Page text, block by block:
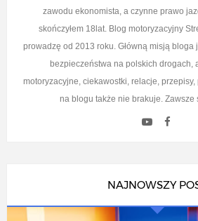
zawodu ekonomista, a czynne prawo
skończyłem 18lat. Blog motoryzacyjny
prowadzę od 2013 roku. Główną misją bloga
bezpieczeństwa na polskich drogach,
motoryzacyjne, ciekawostki, relacje, przepisy,
na blogu także nie brakuje. Zawsze
NAJNOWSZY